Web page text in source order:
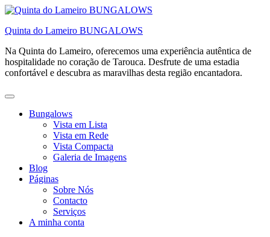
Skip
content
Quinta do Lameiro BUNGALOWS
Na Quinta do Lameiro, oferecemos uma experiência autêntica de
hospitalidade no coração de Tarouca. Desfrute de uma estadia
confortável e descubra as maravilhas desta região encantadora.
Bungalows
Vista em Lista
Vista em Rede
Vista Compacta
Galeria de Imagens
Blog
Páginas
Sobre Nós
Contacto
Serviços
A minha conta